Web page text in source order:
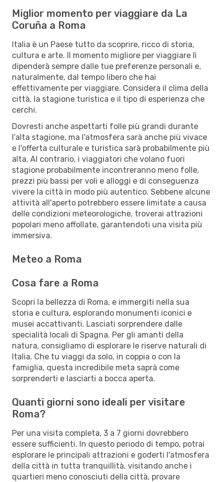
Miglior momento per viaggiare da La
Coruña a Roma
Italia è un Paese tutto da scoprire, ricco di storia,
cultura e arte. Il momento migliore per viaggiare lì
dipenderà sempre dalle tue preferenze personali e,
naturalmente, dal tempo libero che hai
effettivamente per viaggiare. Considera il clima della
città, la stagione turistica e il tipo di esperienza che
cerchi.
Dovresti anche aspettarti folle più grandi durante
l’alta stagione, ma l'atmosfera sarà anche più vivace
e l'offerta culturale e turistica sarà probabilmente più
alta. Al contrario, i viaggiatori che volano fuori
stagione probabilmente incontreranno meno folle,
prezzi più bassi per voli e alloggi e di conseguenza
vivere la città in modo più autentico. Sebbene alcune
attività all'aperto potrebbero essere limitate a causa
delle condizioni meteorologiche, troverai attrazioni
popolari meno affollate, garantendoti una visita più
immersiva.
Meteo a Roma
Cosa fare a Roma
Scopri la bellezza di Roma, e immergiti nella sua
storia e cultura, esplorando monumenti iconici e
musei accattivanti. Lasciati sorprendere dalle
specialità locali di Spagna. Per gli amanti della
natura, consigliamo di esplorare le riserve naturali di
Italia. Che tu viaggi da solo, in coppia o con la
famiglia, questa incredibile meta saprà come
sorprenderti e lasciarti a bocca aperta.
Quanti giorni sono ideali per visitare
Roma?
Per una visita completa, 3 a 7 giorni dovrebbero
essere sufficienti. In questo periodo di tempo, potrai
esplorare le principali attrazioni e goderti l'atmosfera
della città in tutta tranquillità, visitando anche i
quartieri meno conosciuti della città, provare